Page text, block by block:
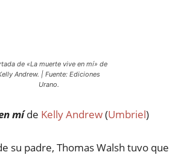
de «La muerte vive en mí» de
Andrew. | Fuente: Ediciones
Urano.
mí de Kelly Andrew(Umbriel)
su padre, Thomas Walsh tuvo que